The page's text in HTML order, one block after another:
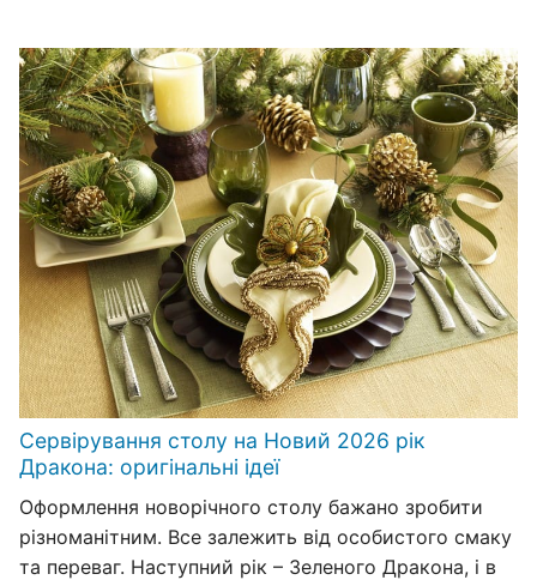
Сервірування столу на Новий 2026 рік
Дракона: оригінальні ідеї
Оформлення новорічного столу бажано зробити
різноманітним. Все залежить від особистого смаку
та переваг. Наступний рік – Зеленого Дракона, і в